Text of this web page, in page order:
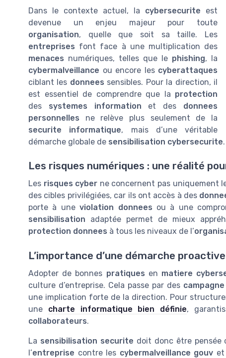
Dans le contexte actuel, la cybersecurite est
devenue un enjeu majeur pour toute
organisation, quelle que soit sa taille. Les
entreprises font face à une multiplication des
menaces numériques, telles que le phishing, la
cybermalveillance ou encore les cyberattaques
ciblant les donnees sensibles. Pour la direction, il
est essentiel de comprendre que la protection
des systemes information et des donnees
personnelles ne relève plus seulement de la
securite informatique, mais d’une véritable
démarche globale de sensibilisation cybersecurite.
Les risques numériques : une réalité
Les risques cyber ne concernent pas uniquement
des cibles privilégiées, car ils ont accès à des
porte à uneviolation donnees ou à une
sensibilisation adaptée permet de mieux
protection donnees à tous les niveaux de l’
L’importance d’une démarche proactive
Adopter de bonnes pratiques en matiere
culture d’entreprise. Cela passe par des
une implication forte de la direction. Pour
une charte informatique bien définie,
collaborateurs.
La sensibilisation securite doit donc être pensée
l’entreprise contre les cybermalveillance gouv et